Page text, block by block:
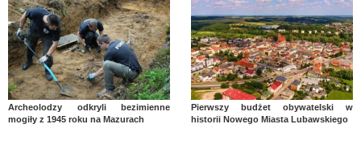
Archeolodzy odkryli bezimienne
mogiły z 1945 roku na Mazurach
Pierwszy budżet obywatelski w
historii Nowego Miasta Lubawskiego